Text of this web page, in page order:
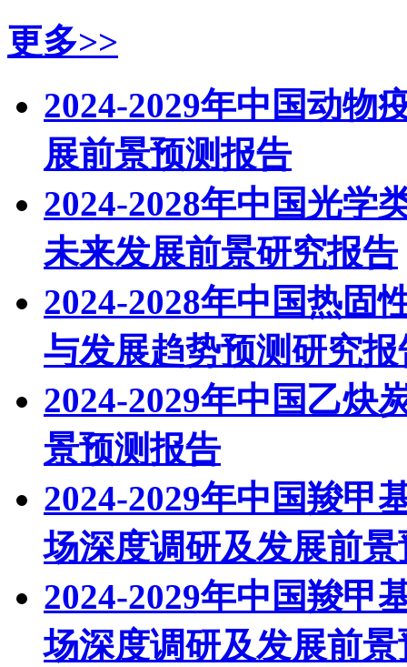
更多>>
2024-2029年中国动物
展前景预测报告
2024-2028年中国光学
未来发展前景研究报告
2024-2028年中国热固
与发展趋势预测研究报
2024-2029年中国乙炔
景预测报告
2024-2029年中国羧甲
场深度调研及发展前
2024-2029年中国羧甲
场深度调研及发展前